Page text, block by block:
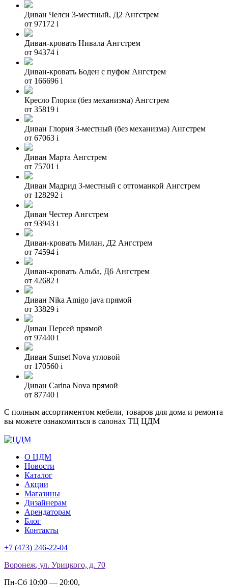
Диван Челси 3-местный, Д2 Ангстрем
от 97172 i
Диван-кровать Нивала Ангстрем
от 94374 i
Диван-кровать Боден с пуфом Ангстрем
от 166696 i
Кресло Глория (без механизма) Ангстрем
от 35819 i
Диван Глория 3-местный (без механизма) Ангстрем
от 67063 i
Диван Марта Ангстрем
от 75701 i
Диван Мадрид 3-местный с оттоманкой Ангстрем
от 128292 i
Диван Честер Ангстрем
от 93943 i
Диван-кровать Милан, Д2 Ангстрем
от 74594 i
Диван-кровать Альба, Д6 Ангстрем
от 42682 i
Диван Nika Amigo java прямой
от 33829 i
Диван Персей прямой
от 97440 i
Диван Sunset Nova угловой
от 170560 i
Диван Carina Nova прямой
от 87740 i
С полным ассортиментом мебели, товаров для дома и ремонта
вы можете ознакомиться в салонах ТЦ ЦДМ
О ЦДМ
Новости
Каталог
Акции
Магазины
Дизайнерам
Арендаторам
Блог
Контакты
+7 (473) 246-22-04
Воронеж, ул. Урицкого, д. 70
Пн-Сб 10:00 — 20:00,